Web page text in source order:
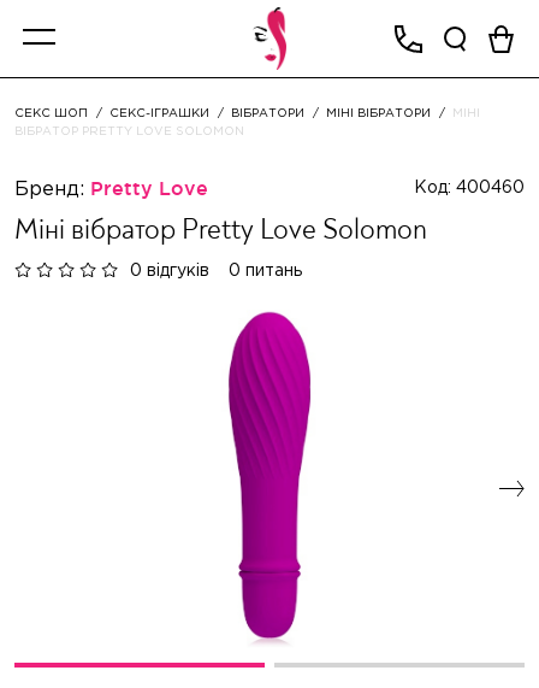
СЕКС ШОП СЕКС-ІГРАШКИ ВІБРАТОРИ МІНІ ВІБРАТОРИ
МІНІ
ВІБРАТОР PRETTY LOVE SOLOMON
Бренд: Pretty Love Код: 400460
Міні вібратор Pretty Love Solomon
0 відгуків 0 питань